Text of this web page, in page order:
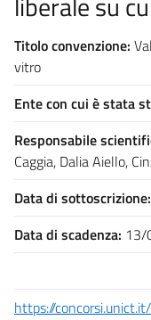
Titolo convenzione:
vitro
Ente con cui è stata
Responsabile
Caggia, Dalia Aiello,
Data di sottoscrizione:
Data di scadenza:
https://concorsi.unict.it/